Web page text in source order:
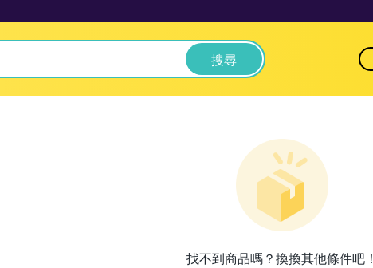
搜尋
找不到商品嗎？換換其他條件吧！